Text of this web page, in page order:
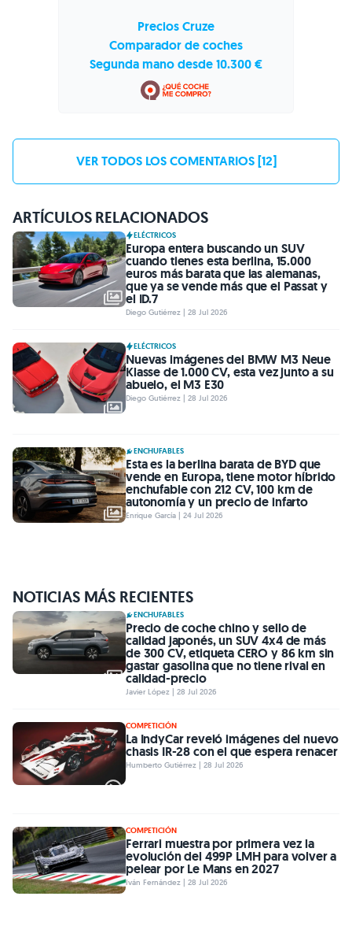
Precios Cruze
Comparador de coches
Segunda mano desde 10.300 €
VER TODOS LOS COMENTARIOS [12]
ARTÍCULOS RELACIONADOS
ELÉCTRICOS
Europa entera buscando un SUV
cuando tienes esta berlina, 15.000
euros más barata que las alemanas,
que ya se vende más que el Passat y
el ID.7
Diego Gutiérrez | 28 Jul 2026
ELÉCTRICOS
Nuevas imágenes del BMW M3 Neue
Klasse de 1.000 CV, esta vez junto a su
abuelo, el M3 E30
Diego Gutiérrez | 28 Jul 2026
ENCHUFABLES
Esta es la berlina barata de BYD que
vende en Europa, tiene motor híbrido
enchufable con 212 CV, 100 km de
autonomía y un precio de infarto
Enrique García | 24 Jul 2026
NOTICIAS MÁS RECIENTES
ENCHUFABLES
Precio de coche chino y sello de
calidad japonés, un SUV 4x4 de más
de 300 CV, etiqueta CERO y 86 km sin
gastar gasolina que no tiene rival en
calidad-precio
Javier López | 28 Jul 2026
COMPETICIÓN
La IndyCar reveló imágenes del nuevo
chasis IR-28 con el que espera renacer
Humberto Gutiérrez | 28 Jul 2026
COMPETICIÓN
Ferrari muestra por primera vez la
evolución del 499P LMH para volver a
pelear por Le Mans en 2027
Iván Fernández | 28 Jul 2026